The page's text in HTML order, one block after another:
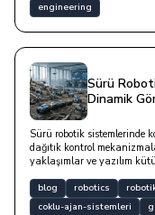
engineering
Sürü
Dinamik
Sürü robotik sistemlerinde
dağıtık kontrol
yaklaşımlar ve yazılım
blog robotics
coklu-ajan-sistemleri